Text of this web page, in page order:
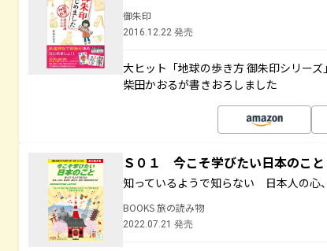
御朱印
2016.12.22 発売
大ヒット「地球の歩き方 御朱印シリー
柴田かおるが書きおろしました
Ｓ０１ 今こそ学びたい日本のこと
知っているようで知らない 日本人の心
BOOKS 旅の読み物
2022.07.21 発売